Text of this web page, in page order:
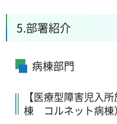
5.部署紹介
病棟部門
【医療型障害児入
棟 コルネット病棟